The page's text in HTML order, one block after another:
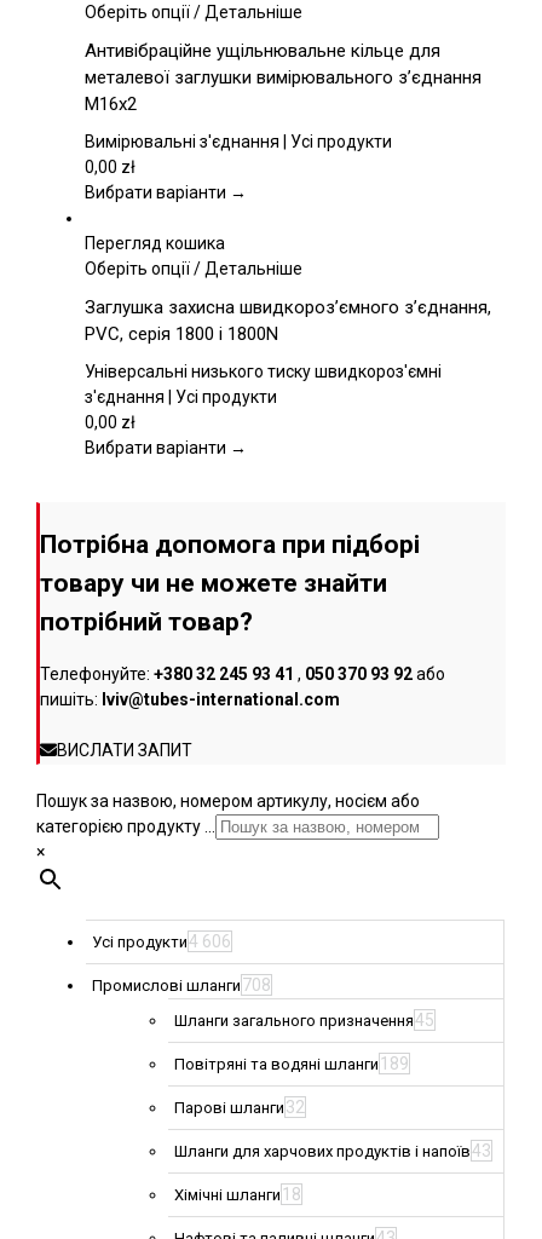
Оберіть опціїЦей
має
кілька
Параметри
вибрати
сторінці
товару
/Детальніше
Антивібраційне ущільнювальне кільце для
металевої заглушки вимірювального з’єднання
M16x2
Вимірювальні з'єднання | Усі продукти
0,00 zł
Вибрати варіанти →
Перегляд кошика
Оберіть опціїЦей
має
кілька
варіантів.
Параметри
вибрати
/Детальніше
Заглушка захисна швидкороз’ємного з’єднання,
PVC, серія 1800 і 1800N
Універсальні низького тиску швидкороз'ємні
з'єднання | Усі продукти
0,00 zł
Вибрати варіанти →
Потрібна допомога при підборі
товару чи не можете знайти
потрібний товар?
Телефонуйте: +380 32 245 93 41 , 050 370 93 92або
пишіть: lviv@tubes-international.com
ВИСЛАТИ ЗАПИТ
Пошук за назвою, номером артикулу, носієм або
категорією продукту ...
×
Усі продукти4 606
Промислові шланги 708
Шланги загального призначення45
Повітряні та водяні шланги 189
Парові шланги 32
Шланги для харчових продуктів і напоїв43
Хімічні шланги 18